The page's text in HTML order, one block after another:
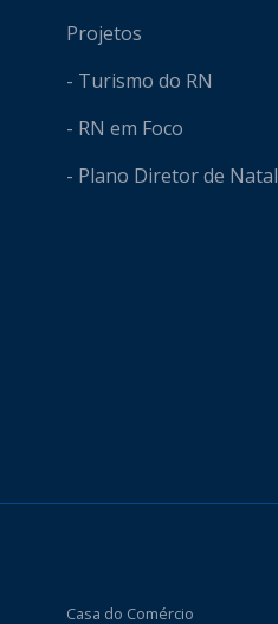
Projetos
- Turismo do RN
- RN em Foco
- Plano Diretor de Natal
Casa do Comércio